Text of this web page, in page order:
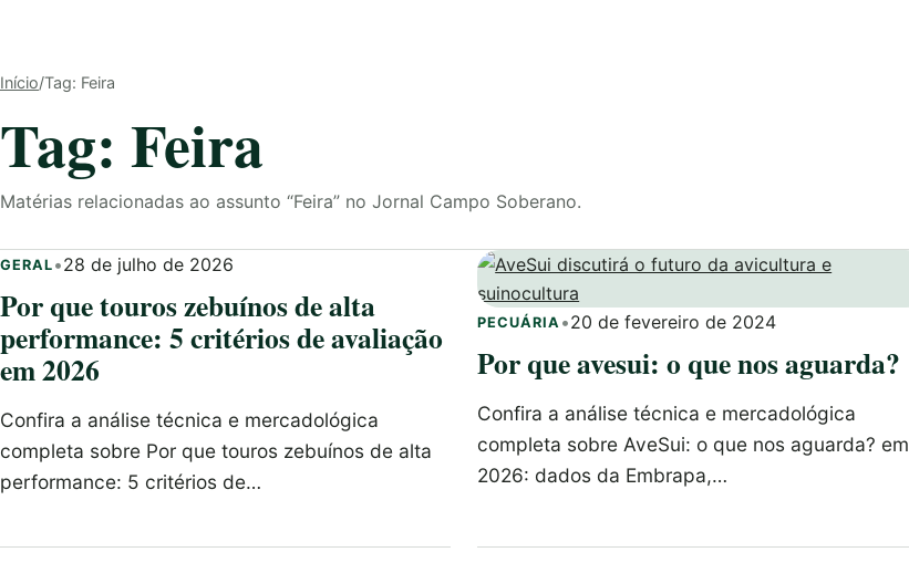
Início/Tag: Feira
Tag: Feira
Matérias relacionadas ao assunto “Feira” no Jornal Campo Soberano.
GERAL •28 de julho de 2026
Por que touros zebuínos de alta
performance: 5 critérios de avaliação
em 2026
Confira a análise técnica e mercadológica
completa sobre Por que touros zebuínos de alta
performance: 5 critérios de…
PECUÁRIA •20 de fevereiro de 2024
Por que avesui: o que nos aguarda?
Confira a análise técnica e mercadológica
completa sobre AveSui: o que nos aguarda? em
2026: dados da Embrapa,…